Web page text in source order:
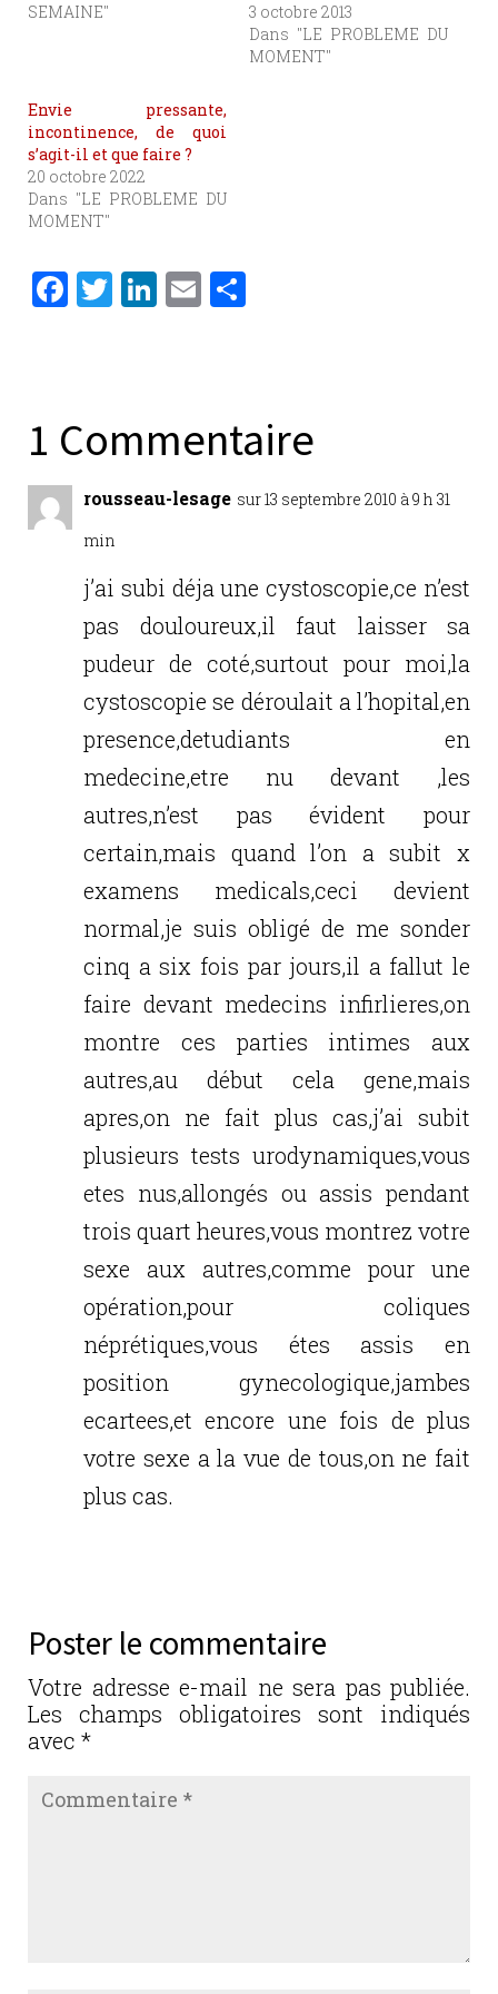
SEMAINE"
3 octobre 2013
Dans "LE PROBLEME DU
MOMENT"
Envie pressante,
incontinence, de quoi
s’agit-il et que faire ?
20 octobre 2022
Dans "LE PROBLEME DU
MOMENT"
F
b
o
o
k
T
r
Li
dI
n
E
er
1 Commentaire
rousseau-lesage sur 13 septembre 2010 à 9 h 31
min
j’ai subi déja une cystoscopie,ce n’est
pas douloureux,il faut laisser sa
pudeur de coté,surtout pour moi,la
cystoscopie se déroulait a l’hopital,en
presence,detudiants en
medecine,etre nu devant ,les
autres,n’est pas évident pour
certain,mais quand l’on a subit x
examens medicals,ceci devient
normal,je suis obligé de me sonder
cinq a six fois par jours,il a fallut le
faire devant medecins infirlieres,on
montre ces parties intimes aux
autres,au début cela gene,mais
apres,on ne fait plus cas,j’ai subit
plusieurs tests urodynamiques,vous
etes nus,allongés ou assis pendant
trois quart heures,vous montrez votre
sexe aux autres,comme pour une
opération,pour coliques
néprétiques,vous étes assis en
position gynecologique,jambes
ecartees,et encore une fois de plus
votre sexe a la vue de tous,on ne fait
plus cas.
Poster le commentaire
Votre adresse e-mail ne sera pas publiée.
Les champs obligatoires sont indiqués
avec *